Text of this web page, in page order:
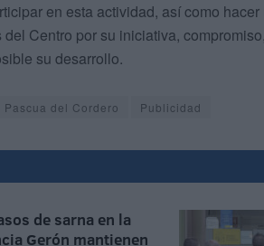
en esta actividad, así como
Centro por su iniciativa,
su desarrollo.
Pascua del Cordero Publicidad
de sarna en la
Gerón mantienen